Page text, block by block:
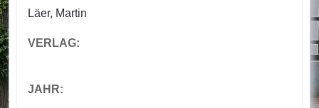
Läer, Martin
VERLAG:
JAHR: